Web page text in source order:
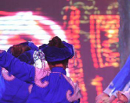
